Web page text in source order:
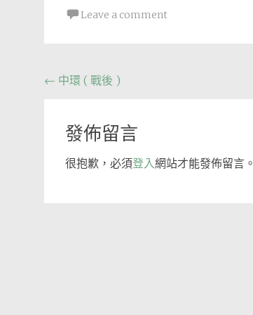
Leave a comment
Post
← 中環 ( 戰後 )
發佈留言
很抱歉，必須登入網站才能發佈留言。